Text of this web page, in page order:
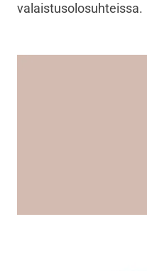
valaistusolosuhteissa.